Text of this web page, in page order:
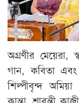
অগ্রণীর
গান, কবিতা
শিল্পীবৃন্দ
কান্তা, শ্রাবন্তী